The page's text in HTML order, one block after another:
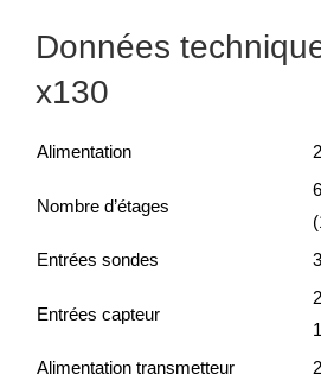
Données
x130
Alimentation
Nombre d’étages
Entrées sondes
Entrées capteur
Alimentation transmetteur